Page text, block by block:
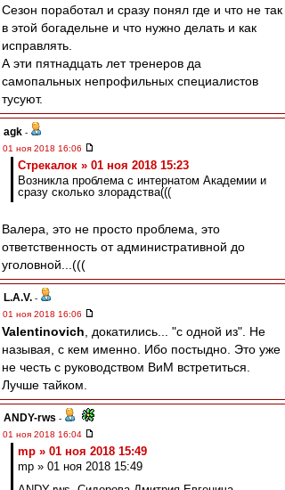
Сезон поработал и сразу понял где и что не так
в этой богадельне и что нужно делать и как
исправлять.
А эти пятнадцать лет тренеров да
самопальных непрофильных специалистов
тусуют.
agk -
01 ноя 2018 16:06
Стрекалок » 01 ноя 2018 15:23
Возникла проблема с интернатом Академии и
сразу сколько злорадства(((
Валера, это не просто проблема, это
ответственность от административной до
уголовной...(((
L.А.V. -
01 ноя 2018 16:06
Valentinovich , докатились... "с одной из". Не
называя, с кем именно. Ибо постыдно. Это уже
не честь с руководством ВиМ встретиться.
Лучше тайком.
ANDY-rws -
01 ноя 2018 16:04
mp » 01 ноя 2018 15:49
mp » 01 ноя 2018 15:49